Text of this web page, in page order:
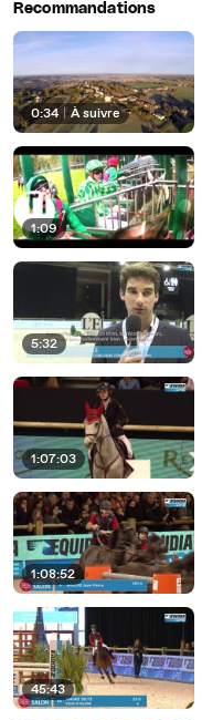
Recommandations
0:34 À suivre
1:09
5:32
1:07:03
1:08:52
45:43